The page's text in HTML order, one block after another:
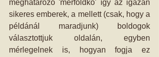
meghatározó 'mérföldkő' így az igazán
sikeres emberek, a mellett (csak, hogy a
példánál maradjunk) boldogok
választottjuk oldalán, egyben
mérlegelnek is, hogyan fogja ez